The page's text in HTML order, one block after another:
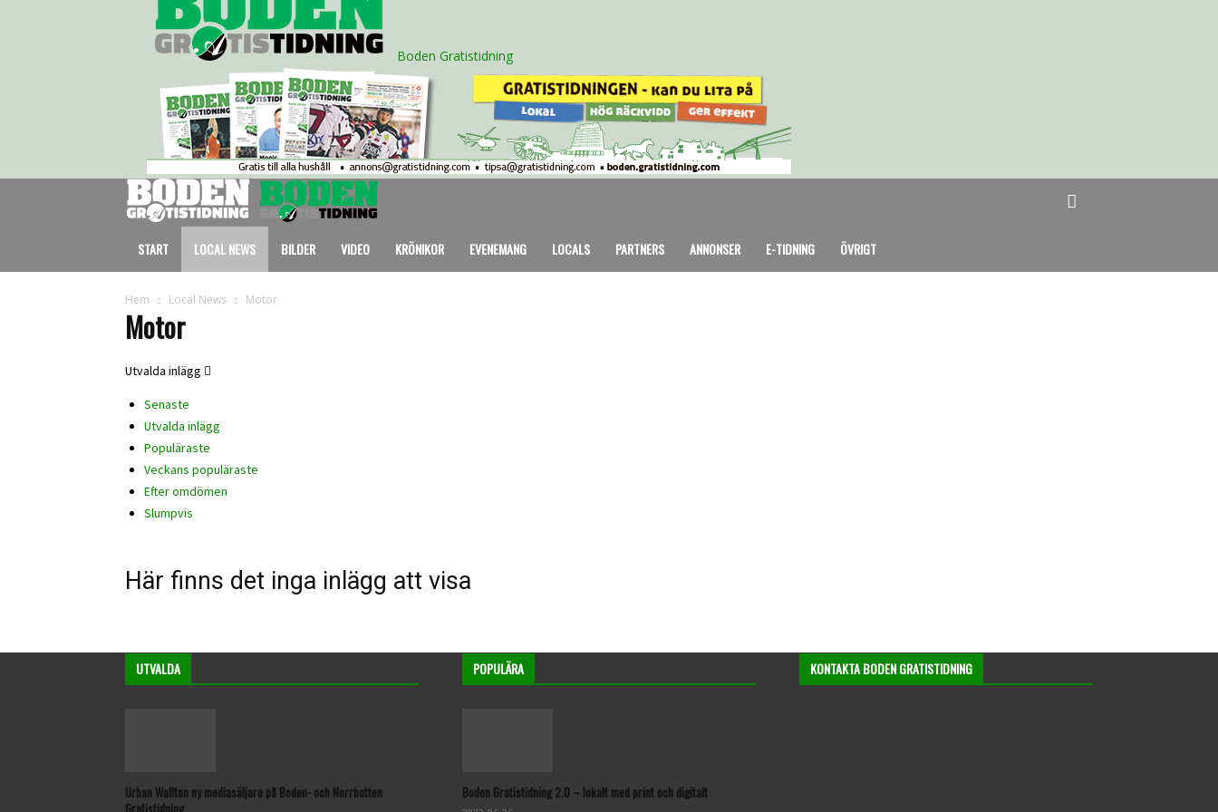
Boden Gratistidning
START LOCAL NEWS BILDER VIDEO KRÖNIKOR EVENEMANG LOCALS PARTNERS ANNONSER E-TIDNING ÖVRIGT
Hem Local News Motor
Motor
Utvalda inlägg
Senaste
Utvalda inlägg
Populäraste
Veckans populäraste
Efter omdömen
Slumpvis
Här finns det inga inlägg att visa
UTVALDA
Urban Wallton ny mediasäljare på Boden- och Norrbotten
Gratistidning
POPULÄRA
Boden Gratistidning 2.0 – lokalt med print och digitalt
KONTAKTA BODEN GRATISTIDNING